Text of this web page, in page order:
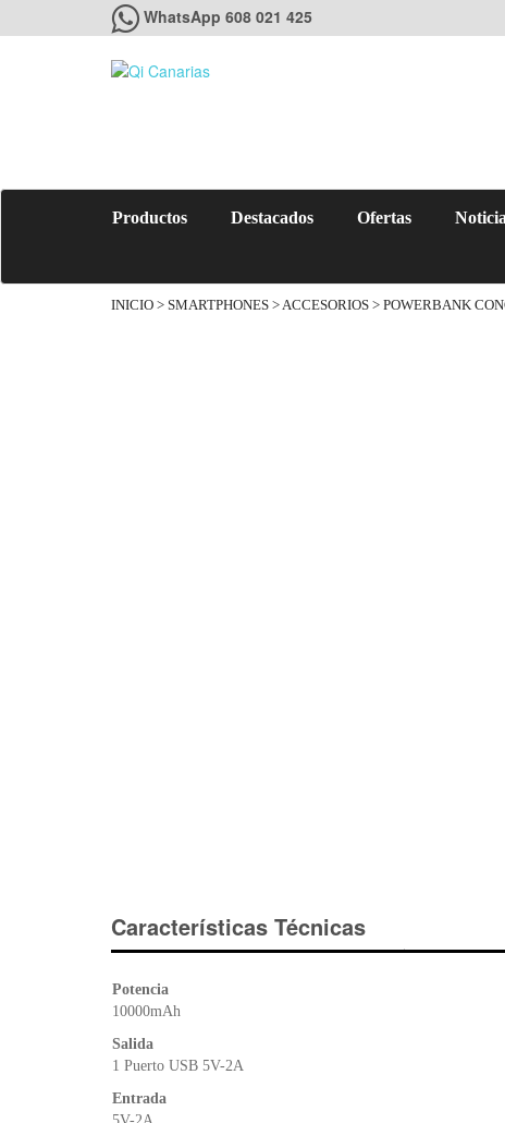
WhatsApp 608 021 425
Productos Destacados Ofertas
INICIO > SMARTPHONES >ACCESORIOS > POWERBANK
Características Técnicas
Potencia
10000mAh
Salida
1 Puerto USB 5V-2A
Entrada